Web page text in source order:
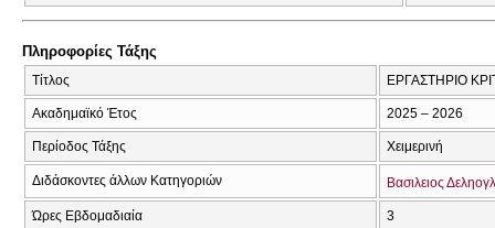
Πληροφορίες Τάξης
Τίτλος ΕΡΓΑΣΤΗΡΙΟ
Ακαδημαϊκό Έτος 2025 – 2026
Περίοδος Τάξης Χειμερινή
Διδάσκοντες άλλων Κατηγοριών Βασιλειος
Ώρες Εβδομαδιαία 3